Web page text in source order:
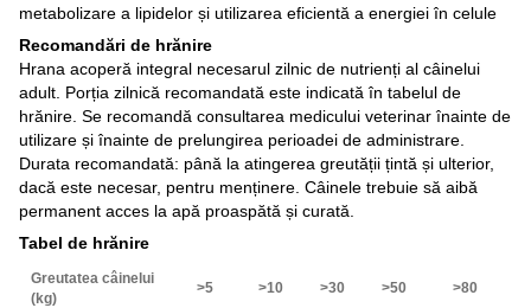
metabolizare a lipidelor și utilizarea eficientă a energiei în celule
Recomandări de hrănire
Hrana acoperă integral necesarul zilnic de nutrienți al câinelui
adult. Porția zilnică recomandată este indicată în tabelul de
hrănire. Se recomandă consultarea medicului veterinar înainte de
utilizare și înainte de prelungirea perioadei de administrare.
Durata recomandată: până la atingerea greutății țintă și ulterior,
dacă este necesar, pentru menținere. Câinele trebuie să aibă
permanent acces la apă proaspătă și curată.
Tabel de hrănire
Greutatea câinelui
(kg)
>5 >10 >30 >50 >80